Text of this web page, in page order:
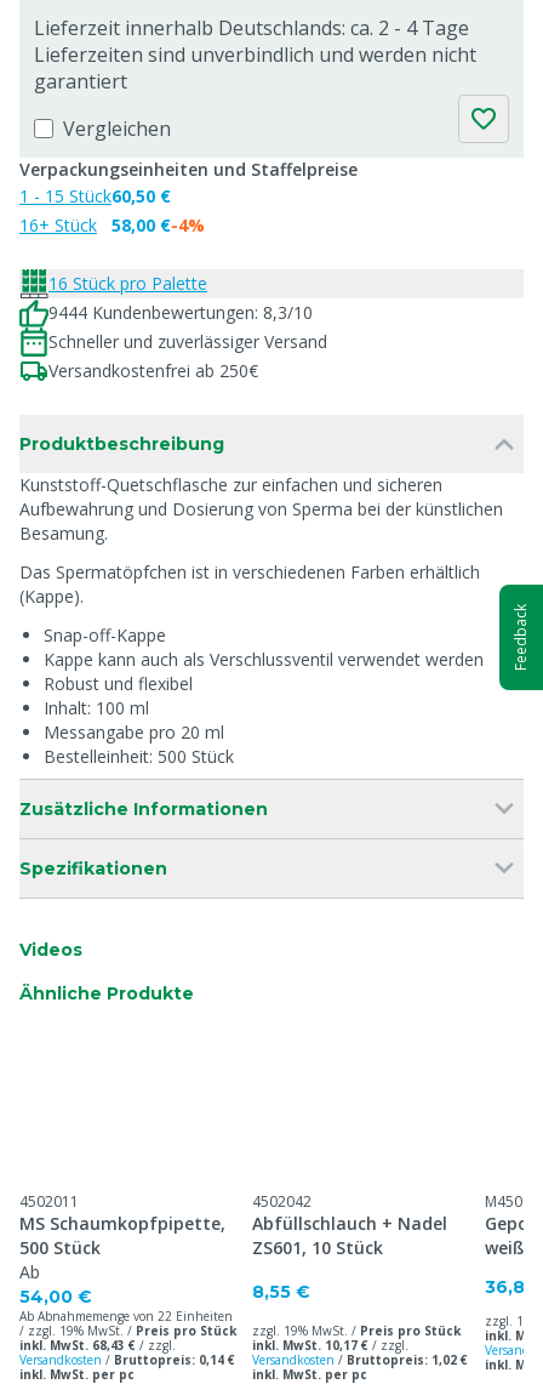
Lieferzeit innerhalb Deutschlands: ca. 2 - 4 Tage
Lieferzeiten sind unverbindlich und werden nicht
garantiert
Vergleichen
Verpackungseinheiten und Staffelpreise
1 - 15 Stück
16+ Stück
60,50 €
58,00 €-4%
16 Stück pro Palette
9444 Kundenbewertungen: 8,3/10
Schneller und zuverlässiger Versand
Versandkostenfrei ab 250€
Produktbeschreibung
Kunststoff-Quetschflasche zur einfachen und sicheren
Aufbewahrung und Dosierung von Sperma bei der künstlichen
Besamung.
Das Spermatöpfchen ist in verschiedenen Farben erhältlich
(Kappe).
Snap-off-Kappe
Kappe kann auch als Verschlussventil verwendet werden
Robust und flexibel
Inhalt: 100 ml
Messangabe pro 20 ml
Bestelleinheit: 500 Stück
Zusätzliche Informationen
Spezifikationen
Videos
Ähnliche Produkte
4502011
MS Schaumkopfpipette,
500 Stück
Ab
54,00 €
Ab Abnahmemenge von 22 Einheiten
/ zzgl. 19% MwSt. / Preis pro Stück
inkl. MwSt. 68,43 € / zzgl.
Versandkosten / Bruttopreis: 0,14 €
inkl. MwSt. per pc
4502042
Abfüllschlauch + Nadel
ZS601, 10 Stück
8,55 €
zzgl. 19% MwSt. / Preis pro Stück
inkl. MwSt. 10,17 € / zzgl.
Versandkosten / Bruttopreis: 1,02 €
inkl. MwSt. per pc
weiß,
36,80
zzgl.
inkl.
inkl.
Feedback